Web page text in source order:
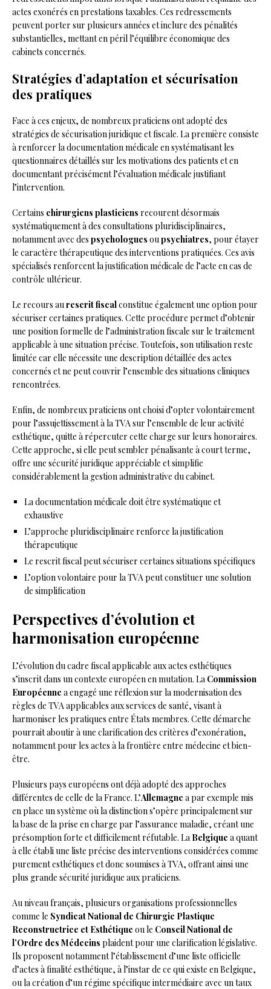
actes exonérés en prestations taxables. Ces redressements
peuvent porter sur plusieurs années et inclure des pénalités
substantielles, mettant en péril l’équilibre économique des
cabinets concernés.
Stratégies d’adaptation et sécurisation
des pratiques
Face à ces enjeux, de nombreux praticiens ont adopté des
stratégies de sécurisation juridique et fiscale. La première consiste
à renforcer la documentation médicale en systématisant les
questionnaires détaillés sur les motivations des patients et en
documentant précisément l’évaluation médicale justifiant
l’intervention.
Certains chirurgiens plasticiens recourent désormais
systématiquement à des consultations pluridisciplinaires,
notamment avec des psychologues oupsychiatres, pour étayer
le caractère thérapeutique des interventions pratiquées. Ces avis
spécialisés renforcent la justification médicale de l’acte en cas de
contrôle ultérieur.
Le recours aurescrit fiscalconstitue également une option pour
sécuriser certaines pratiques. Cette procédure permet d’obtenir
une position formelle de l’administration fiscale sur le traitement
applicable à une situation précise. Toutefois, son utilisation reste
limitée car elle nécessite une description détaillée des actes
concernés et ne peut couvrir l’ensemble des situations cliniques
rencontrées.
Enfin, de nombreux praticiens ont choisi d’opter volontairement
pour l’assujettissement à la TVA sur l’ensemble de leur activité
esthétique, quitte à répercuter cette charge sur leurs honoraires.
Cette approche, si elle peut sembler pénalisante à court terme,
offre une sécurité juridique appréciable et simplifie
considérablement la gestion administrative du cabinet.
La documentation médicale doit être systématique et
exhaustive
L’approche pluridisciplinaire renforce la justification
thérapeutique
Le rescrit fiscal peut sécuriser certaines situations spécifiques
L’option volontaire pour la TVA peut constituer une solution
de simplification
Perspectives d’évolution et
harmonisation européenne
L’évolution du cadre fiscal applicable aux actes esthétiques
s’inscrit dans un contexte européen en mutation. La Commission
Européenne a engagé une réflexion sur la modernisation des
règles de TVA applicables aux services de santé, visant à
harmoniser les pratiques entre États membres. Cette démarche
pourrait aboutir à une clarification des critères d’exonération,
notamment pour les actes à la frontière entre médecine et bien-
être.
Plusieurs pays européens ont déjà adopté des approches
différentes de celle de la France. L’Allemagne a par exemple mis
en place un système où la distinction s’opère principalement sur
la base de la prise en charge par l’assurance maladie, créant une
présomption forte et difficilement réfutable. La Belgique a quant
à elle établi une liste précise des interventions considérées comme
purement esthétiques et donc soumises à TVA, offrant ainsi une
plus grande sécurité juridique aux praticiens.
Au niveau français, plusieurs organisations professionnelles
comme le Syndicat National de Chirurgie Plastique
Reconstructrice et Esthétique ou le Conseil National de
l’Ordre des Médecins plaident pour une clarification législative.
Ils proposent notamment l’établissement d’une liste officielle
d’actes à finalité esthétique, à l’instar de ce qui existe en Belgique,
ou la création d’un régime spécifique intermédiaire avec un taux